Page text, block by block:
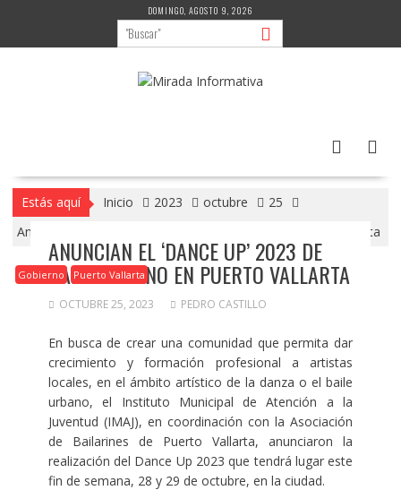
contenido
DOMINGO, AGOSTO 9, 2026
Estás aquí Inicio 2023 octubre
25
Anuncian el ‘Dance Up’ 2023 de baile urbano en Puerto Vallarta
Gobierno Puerto Vallarta
ANUNCIAN EL ‘DANCE UP’ 2023 DE
BAILE URBANO EN PUERTO VALLARTA
OCTUBRE 25, 2023 PEDRO CASTILLO
En busca de crear una comunidad que permita dar
crecimiento y formación profesional a artistas
locales, en el ámbito artístico de la danza o el baile
urbano, el Instituto Municipal de Atención a la
Juventud (IMAJ), en coordinación con la Asociación
de Bailarines de Puerto Vallarta, anunciaron la
realización del Dance Up 2023 que tendrá lugar este
fin de semana, 28 y 29 de octubre, en la ciudad.